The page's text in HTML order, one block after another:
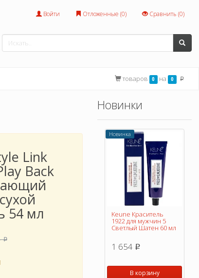
Войти Отложенные (0) Сравнить (0)
товаров 0 на 0 p
Link
Back
54 мл
p
Новинки
Новинка
Keune Краситель
1922 для мужчин 5
Светлый Шатен 60 мл
1 654 p
В корзину